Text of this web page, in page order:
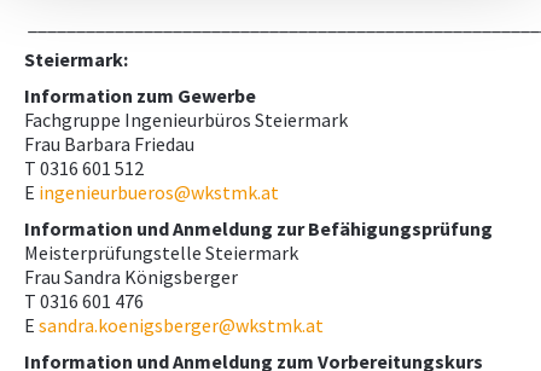
Steiermark:
Information zum Gewerbe
Fachgruppe Ingenieurbüros Steiermark
Frau Barbara Friedau
T 0316 601 512
E ingenieurbueros@wkstmk.at
Information und Anmeldung zur Befähigungsprüfung
Meisterprüfungstelle Steiermark
Frau Sandra Königsberger
T 0316 601 476
E sandra.koenigsberger@wkstmk.at
Information und Anmeldung zum Vorbereitungskurs